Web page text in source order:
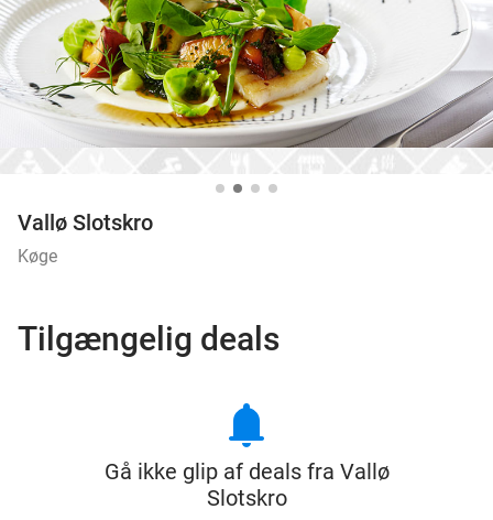
Vallø Slotskro
Køge
Tilgængelig deals
notifications
Gå ikke glip af deals fra Vallø
Slotskro